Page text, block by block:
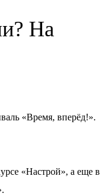
На
«Время, вперёд!».
«Настрой», а еще в